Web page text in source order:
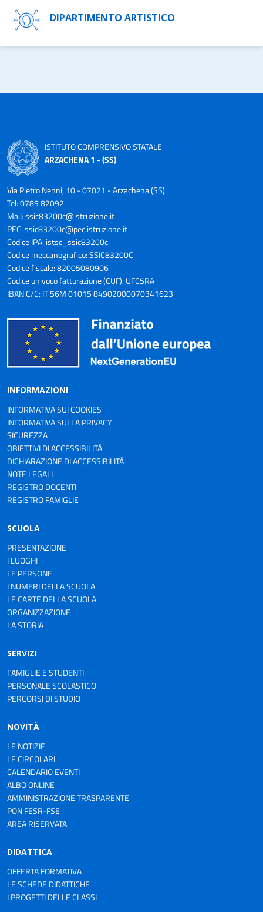
DIPARTIMENTO ARTISTICO
ISTITUTO COMPRENSIVO STATALE
ARZACHENA 1 - (SS)
Via Pietro Nenni, 10 - 07021 - Arzachena (SS)
Tel: 0789 82092
Mail:ssic83200c@istruzione.it
PEC:ssic83200c@pec.istruzione.it
Codice IPA: istsc_ssic83200c
Codice meccanografico: SSIC83200C
Codice fiscale: 82005080906
Codice univoco fatturazione (CUF): UFC5RA
IBAN C/C: IT 56M 01015 84902000070341623
INFORMAZIONI
INFORMATIVA SUI COOKIES
INFORMATIVA SULLA PRIVACY
SICUREZZA
OBIETTIVI DI ACCESSIBILITÀ
DICHIARAZIONE DI ACCESSIBILITÀ
NOTE LEGALI
REGISTRO DOCENTI
REGISTRO FAMIGLIE
SCUOLA
PRESENTAZIONE
I LUOGHI
LE PERSONE
I NUMERI DELLA SCUOLA
LE CARTE DELLA SCUOLA
ORGANIZZAZIONE
LA STORIA
SERVIZI
FAMIGLIE E STUDENTI
PERSONALE SCOLASTICO
PERCORSI DI STUDIO
NOVITÀ
LE NOTIZIE
LE CIRCOLARI
CALENDARIO EVENTI
ALBO ONLINE
AMMINISTRAZIONE TRASPARENTE
PON FESR-FSE
AREA RISERVATA
DIDATTICA
OFFERTA FORMATIVA
LE SCHEDE DIDATTICHE
I PROGETTI DELLE CLASSI